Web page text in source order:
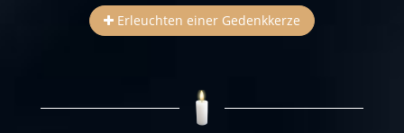
Erleuchten einer Gedenkkerze